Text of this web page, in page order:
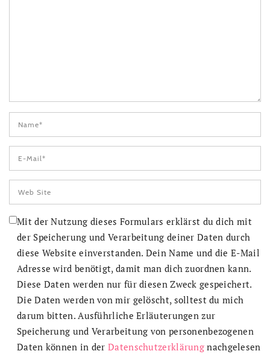
Mit der Nutzung dieses Formulars erklärst du dich mit
der Speicherung und Verarbeitung deiner Daten durch
diese Website einverstanden. Dein Name und die E-Mail
Adresse wird benötigt, damit man dich zuordnen kann.
Diese Daten werden nur für diesen Zweck gespeichert.
Die Daten werden von mir gelöscht, solltest du mich
darum bitten. Ausführliche Erläuterungen zur
Speicherung und Verarbeitung von personenbezogenen
Daten können in derDatenschutzerklärung nachgelesen